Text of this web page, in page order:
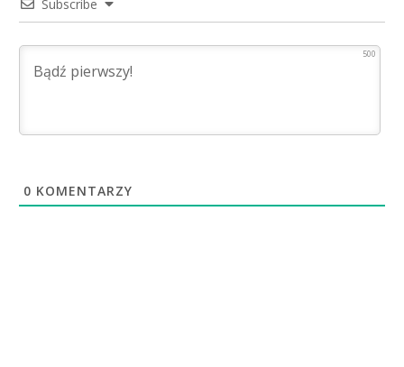
Subscribe
500
0 KOMENTARZY